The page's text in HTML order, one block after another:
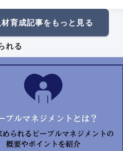
材育成記事をもっと見る
れる